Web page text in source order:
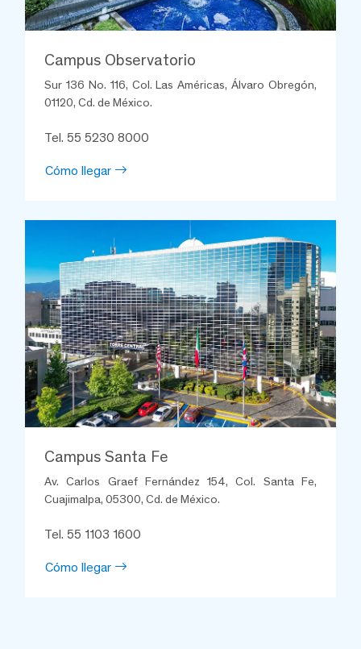
Campus Observatorio
Sur 136 No. 116, Col. Las Américas, Álvaro Obregón,
01120, Cd. de México.
Tel. 55 5230 8000
Cómo llegar
Campus Santa Fe
Av. Carlos Graef Fernández 154, Col. Santa Fe,
Cuajimalpa, 05300, Cd. de México.
Tel. 55 1103 1600
Cómo llegar